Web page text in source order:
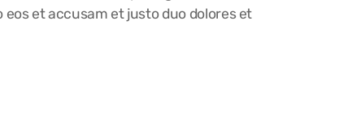
et accusam et justo duo dolores et